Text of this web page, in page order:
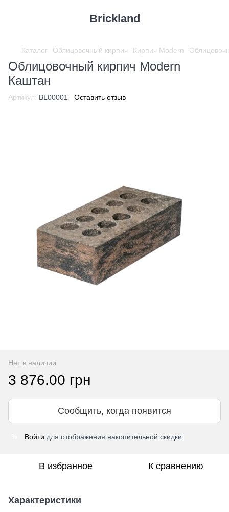
Brickland
Каталог Облицовочный кирпич Кирпич Modern
Облицовочный кирпич Modern
Каштан
Артикул: BL00001 Оставить отзыв
Нет в наличии
3 876.00 грн
Сообщить, когда появится
Войти для отображения накопительной скидки
В избранное К сравнению
Характеристики